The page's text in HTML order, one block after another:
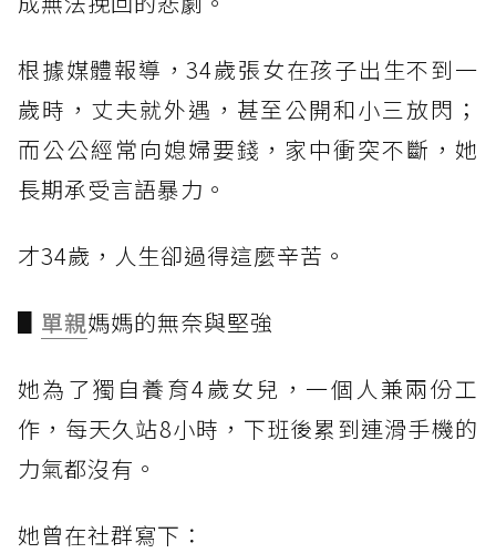
根據媒體報導，34歲張女在孩子出生不到一
歲時，丈夫就外遇，甚至公開和小三放閃；
而公公經常向媳婦要錢，家中衝突不斷，她
長期承受言語暴力。
才34歲，人生卻過得這麼辛苦。
▋ 單親媽媽的無奈與堅強
她為了獨自養育4歲女兒，一個人兼兩份工
作，每天久站8小時，下班後累到連滑手機的
力氣都沒有。
她曾在社群寫下：